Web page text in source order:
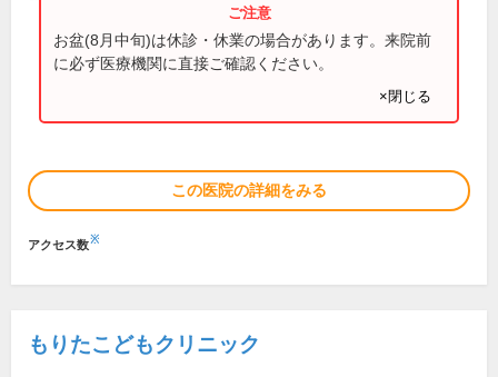
お盆(8月中旬)は休診・休業の場合があります。来院前
に必ず医療機関に直接ご確認ください。
×閉じる
この医院の詳細をみる
アクセス数※
もりたこどもクリニック